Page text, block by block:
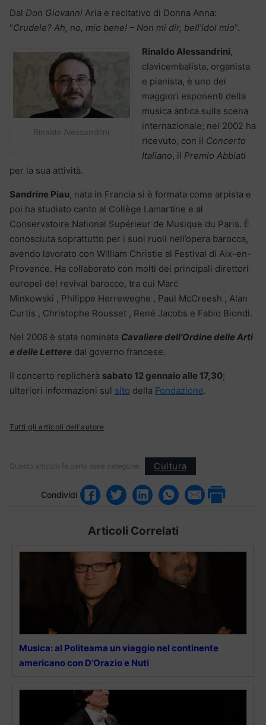
Dal Don Giovanni Aria e recitativo di Donna Anna:
“Crudele? Ah, no, mio bene! – Non mi dir, bell’idol mio”.
Rinaldo Alessandrini
Rinaldo Alessandrini,
clavicembalista, organista
e pianista, è uno dei
maggiori esponenti della
musica antica sulla scena
internazionale; nel 2002 ha
ricevuto, con il Concerto
Italiano, il Premio Abbiati
per la sua attività.
Sandrine Piau, nata in Francia si è formata come arpista e
poi ha studiato canto al Collège Lamartine e al
Conservatoire National Supérieur de Musique du Paris. È
conosciuta soprattutto per i suoi ruoli nell’opera barocca,
avendo lavorato con William Christie al Festival di Aix-en-
Provence. Ha collaborato con molti dei principali direttori
europei del revival barocco, tra cui Marc
Minkowski , Philippe Herreweghe , Paul McCreesh , Alan
Curtis , Christophe Rousset , René Jacobs e Fabio Biondi.
Nel 2006 è stata nominata Cavaliere dell’Ordine delle Arti
e delle Lettere dal governo francese.
Il concerto replicherà sabato 12 gennaio alle 17,30;
ulteriori informazioni sul sito della Fondazione.
Tutti gli articoli dell'autore
Questo articolo fa parte delle categorie: Cultura
Condividi
Articoli Correlati
Musica: al Politeama un viaggio nel continente
americano con D’Orazio e Nuti